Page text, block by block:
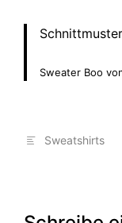
Schnittmuster
Sweater Boo
Sweatshirts